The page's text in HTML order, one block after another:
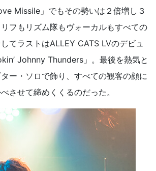
Missile」でもその勢いは２倍増し３
フもリズム隊もヴォーカルもすべての
てラストはALLEY CATS LVのデビュ
Johnny Thunders」。最後を熱気と
ー・ソロで飾り、すべての観客の顔に
させて締めくくるのだった。